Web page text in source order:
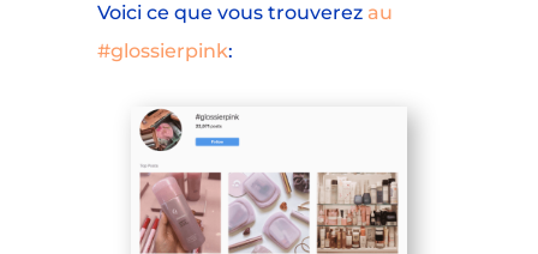
Voici ce que vous trouverez au
#glossierpink: